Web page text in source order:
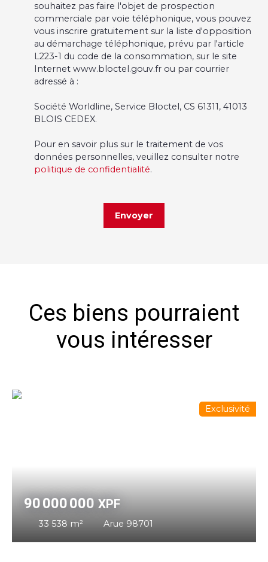
souhaitez pas faire l'objet de prospection
commerciale par voie téléphonique, vous pouvez
vous inscrire gratuitement sur la liste d'opposition
au démarchage téléphonique, prévu par l'article
L223-1 du code de la consommation, sur le site
Internet www.bloctel.gouv.fr ou par courrier
adressé à :
Société Worldline, Service Bloctel, CS 61311, 41013
BLOIS CEDEX.
Pour en savoir plus sur le traitement de vos
données personnelles, veuillez consulter notre
politique de confidentialité.
Envoyer
Ces biens pourraient
vous intéresser
90 000 000XPF
33 538 m² Arue 98701
Exclusivité